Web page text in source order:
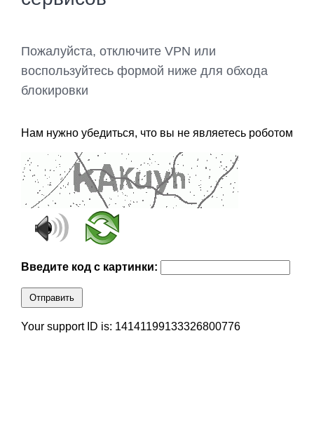
Пожалуйста, отключите VPN или
воспользуйтесь формой ниже для обхода
блокировки
Нам нужно убедиться, что вы не являетесь роботом
Введите код с картинки:
Отправить
Your support ID is: 14141199133326800776